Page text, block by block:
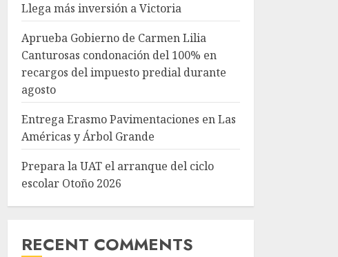
Llega más inversión a Victoria
Aprueba Gobierno de Carmen Lilia
Canturosas condonación del 100% en
recargos del impuesto predial durante
agosto
Entrega Erasmo Pavimentaciones en Las
Américas y Árbol Grande
Prepara la UAT el arranque del ciclo
escolar Otoño 2026
RECENT COMMENTS